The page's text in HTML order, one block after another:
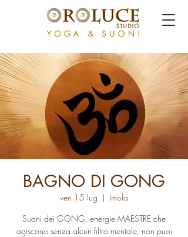
BAGNO DI GONG
ven 15 lug
  |
Imola
Suoni dei GONG, energie MAESTRE che
agiscono senza alcun filtro mentale, non puoi